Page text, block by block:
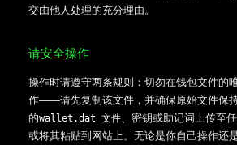
交由他人处理的充分理由。
请安全操作
操作时请遵守两条规则：切勿在钱包文件的
作——请先复制该文件，并确保原始文件保
的wallet.dat 文件 、密钥或助记词上传至
或将其粘贴到网站上。无论是你自己操作还